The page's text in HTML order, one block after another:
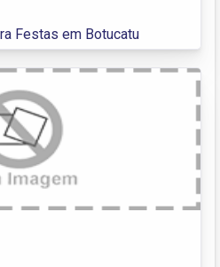
Festas em Botucatu